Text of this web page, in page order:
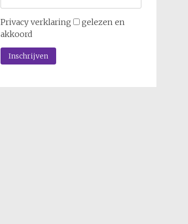
Privacy verklaring
gelezen en
akkoord